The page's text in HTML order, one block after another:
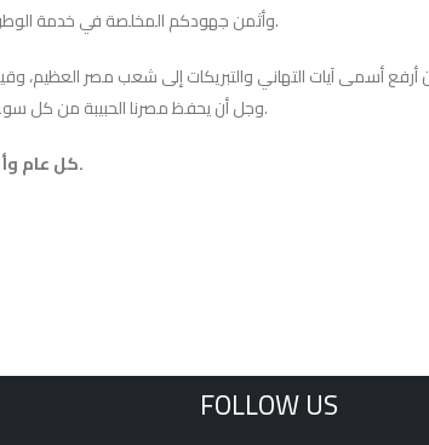
وأثمن جهودكم المخلصة في خدمة الوطن، وأدعو الله أن يعيد هذه الأيام المباركة عليكم وعلى أسركم بالخير واليمن والبركات.
أسمى آيات التهاني والتبريكات إلى شعب مصر العظيم،
وجل أن يحفظ مصرنا الحبيبة من كل سوء، وأن يديم عليها نعمة الأمن والاستقرار والرخاء، وأن يتقبل منا ومنكم صالح الأعمال.
كل عام وأنتم بخير، وأعاد الله العيد على مصرنا وهي تنعم بالأمن والتقدم والازدهار.
FOLLOW US